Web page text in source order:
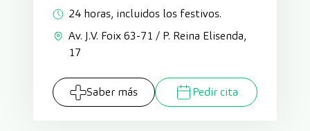
24 horas, incluidos los festivos.
Av. J.V. Foix 63-71 / P. Reina Elisenda,
17
Saber más Pedir cita